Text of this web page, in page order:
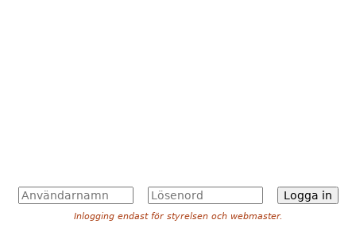
A
n
L
ö
s
Inlogging endast för styrelsen och webmaster.